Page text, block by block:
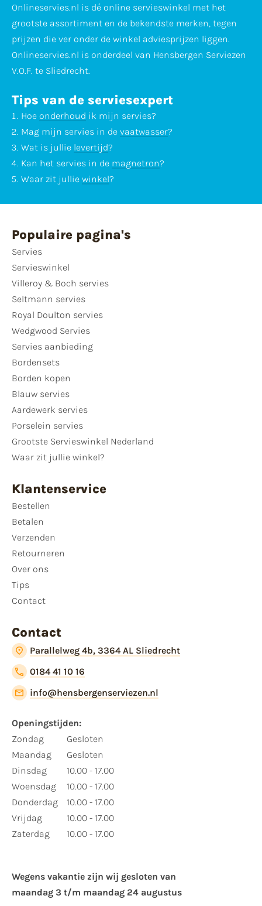
Onlineservies.nl is dé online servieswinkel met het
grootste assortiment en de bekendste merken, tegen
prijzen die ver onder de winkel adviesprijzen liggen.
Onlineservies.nl is onderdeel van Hensbergen Serviezen
V.O.F. te Sliedrecht.
Tips van de serviesexpert
Hoe onderhoud ik mijn servies?
Mag mijn servies in de vaatwasser?
Wat is jullie levertijd?
Kan het servies in de magnetron?
Waar zit jullie winkel?
Populaire pagina's
Servies
Servieswinkel
Villeroy & Boch servies
Seltmann servies
Royal Doulton servies
Wedgwood Servies
Servies aanbieding
Bordensets
Borden kopen
Blauw servies
Aardewerk servies
Porselein servies
Grootste Servieswinkel Nederland
Waar zit jullie winkel?
Klantenservice
Bestellen
Betalen
Verzenden
Retourneren
Over ons
Tips
Contact
Contact
Parallelweg 4b, 3364 AL Sliedrecht
0184 41 10 16
info@hensbergenserviezen.nl
Openingstijden:
Zondag
Maandag
Dinsdag
Woensdag
Donderdag
Vrijdag
Zaterdag
Gesloten
Gesloten
10.00 - 17.00
10.00 - 17.00
10.00 - 17.00
10.00 - 17.00
10.00 - 17.00
Wegens vakantie zijn wij gesloten van ​
maandag 3 t/m maandag 24 augustus